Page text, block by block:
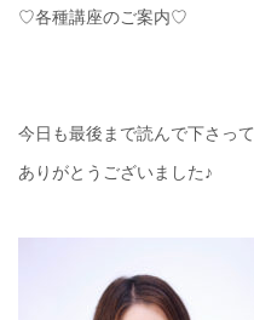
♡各種講座のご案内♡
今日も最後まで読んで下さって
ありがとうございました♪